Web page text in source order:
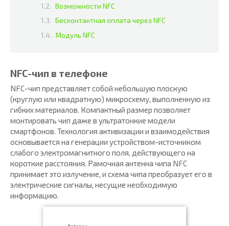
Возможности NFC
Бесконтактная оплата через NFC
Модуль NFC
NFC-чип в телефоне
NFC-чип представляет собой небольшую плоскую
(круглую или квадратную) микросхему, выполненную из
гибких материалов. Компактный размер позволяет
монтировать чип даже в ультратонкие модели
смартфонов. Технология активизации и взаимодействия
основывается на генерации устройством-источником
слабого электромагнитного поля, действующего на
короткие расстояния. Рамочная антенна чипа NFC
принимает это излучение, и схема чипа преобразует его в
электрические сигналы, несущие необходимую
информацию.